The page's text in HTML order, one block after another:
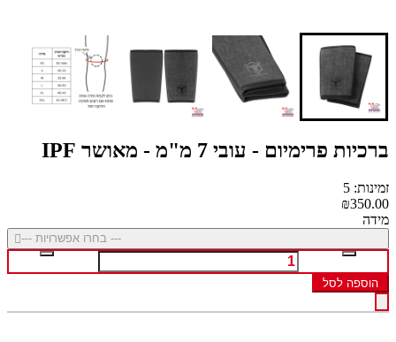
ברכיות פרימיום - עובי 7 מ"מ - מאושר IPF
זמינות: 5
₪350.00
מידה
--- בחרו אפשרויות ---
הוספה לסל